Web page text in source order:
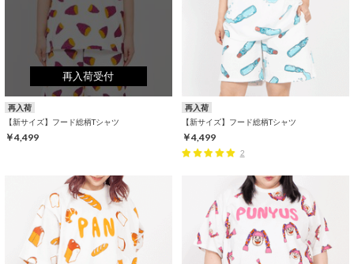
再入荷受付
再入荷
【新サイズ】フード総柄Tシャツ
￥4,499
再入荷
【新サイズ】フード総柄Tシャツ
￥4,499
2